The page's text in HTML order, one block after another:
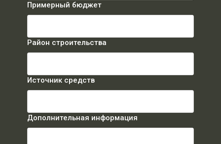
Примерный бюджет
Район строительства
Источник средств
Дополнительная информация